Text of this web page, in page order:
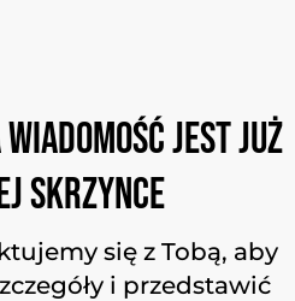
wiadomość jest już
skrzynce
się z Tobą, aby
i przedstawić